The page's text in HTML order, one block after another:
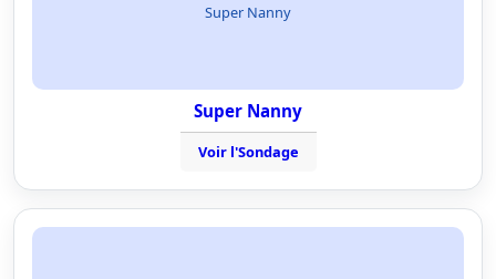
Super Nanny
Super Nanny
Voir l'Sondage